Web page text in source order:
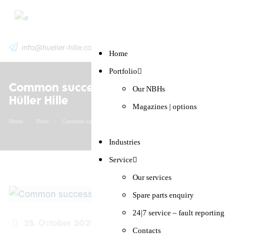
Home
Portfolio
Our NBHs
Magazines | options
Industries
Service
Our services
Spare parts enquiry
24|7 service – fault reporting
Contacts
info@hueller-hille.com
Common success story for oculavis and
Hüller Hille
Home News Common success story for oculavis and Hüller Hille